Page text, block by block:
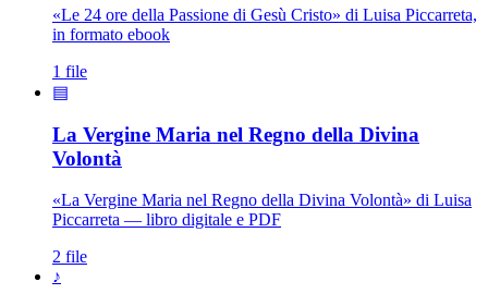
«Le 24 ore della Passione di Gesù Cristo» di Luisa Piccarreta,
in formato ebook
1 file
▤
La Vergine Maria nel Regno della Divina
Volontà
«La Vergine Maria nel Regno della Divina Volontà» di Luisa
Piccarreta — libro digitale e PDF
2 file
♪